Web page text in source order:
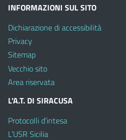
INFORMAZIONI SUL SITO
Dichiarazione di accessibilità
Privacy
Sitemap
Vecchio sito
Area riservata
L’A.T. DI SIRACUSA
Protocolli d’intesa
L’USR Sicilia